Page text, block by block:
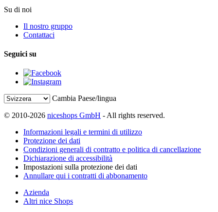
Su di noi
Il nostro gruppo
Contattaci
Seguici su
Cambia Paese/lingua
© 2010-2026 niceshops GmbH - All rights reserved.
Informazioni legali e termini di utilizzo
Protezione dei dati
Condizioni generali di contratto e politica di cancellazione
Dichiarazione di accessibilità
Impostazioni sulla protezione dei dati
Annullare qui i contratti di abbonamento
Azienda
Altri nice Shops